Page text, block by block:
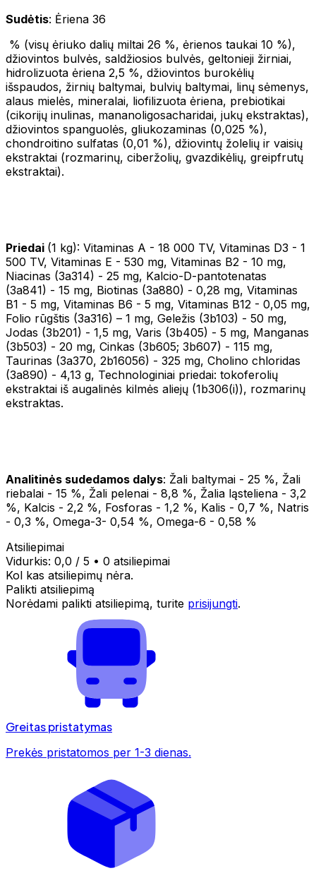
Sudėtis: Ėriena 36
% (visų ėriuko dalių miltai 26 %, ėrienos taukai 10 %),
džiovintos bulvės, saldžiosios bulvės, geltonieji žirniai,
hidrolizuota ėriena 2,5 %, džiovintos burokėlių
išspaudos, žirnių baltymai, bulvių baltymai, linų sėmenys,
alaus mielės, mineralai, liofilizuota ėriena, prebiotikai
(cikorijų inulinas, mananoligosacharidai, jukų ekstraktas),
džiovintos spanguolės, gliukozaminas (0,025 %),
chondroitino sulfatas (0,01 %), džiovintų žolelių ir vaisių
ekstraktai (rozmarinų, ciberžolių, gvazdikėlių, greipfrutų
ekstraktai).
Priedai (1 kg): Vitaminas A - 18 000 TV, Vitaminas D3 - 1
500 TV, Vitaminas E - 530 mg, Vitaminas B2 - 10 mg,
Niacinas (3a314) - 25 mg, Kalcio-D-pantotenatas
(3a841) - 15 mg, Biotinas (3a880) - 0,28 mg, Vitaminas
B1 - 5 mg, Vitaminas B6 - 5 mg, Vitaminas B12 - 0,05 mg,
Folio rūgštis (3a316) – 1 mg, Geležis (3b103) - 50 mg,
Jodas (3b201) - 1,5 mg, Varis (3b405) - 5 mg, Manganas
(3b503) - 20 mg, Cinkas (3b605; 3b607) - 115 mg,
Taurinas (3a370, 2b16056) - 325 mg, Cholino chloridas
(3a890) - 4,13 g, Technologiniai priedai: tokoferolių
ekstraktai iš augalinės kilmės aliejų (1b306(i)), rozmarinų
ekstraktas.
Analitinės sudedamos dalys: Žali baltymai - 25 %, Žali
riebalai - 15 %, Žali pelenai - 8,8 %, Žalia ląsteliena - 3,2
%, Kalcis - 2,2 %, Fosforas - 1,2 %, Kalis - 0,7 %, Natris
- 0,3 %, Omega-3- 0,54 %, Omega-6 - 0,58 %
Atsiliepimai
Vidurkis: 0,0 / 5 • 0 atsiliepimai
Kol kas atsiliepimų nėra.
Palikti atsiliepimą
Norėdami palikti atsiliepimą, turite prisijungti.
Greitas pristatymas
Prekės pristatomos per 1-3 dienas.